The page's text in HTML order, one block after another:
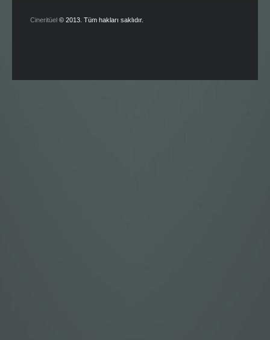
Cineritüel © 2013. Tüm hakları saklıdır.